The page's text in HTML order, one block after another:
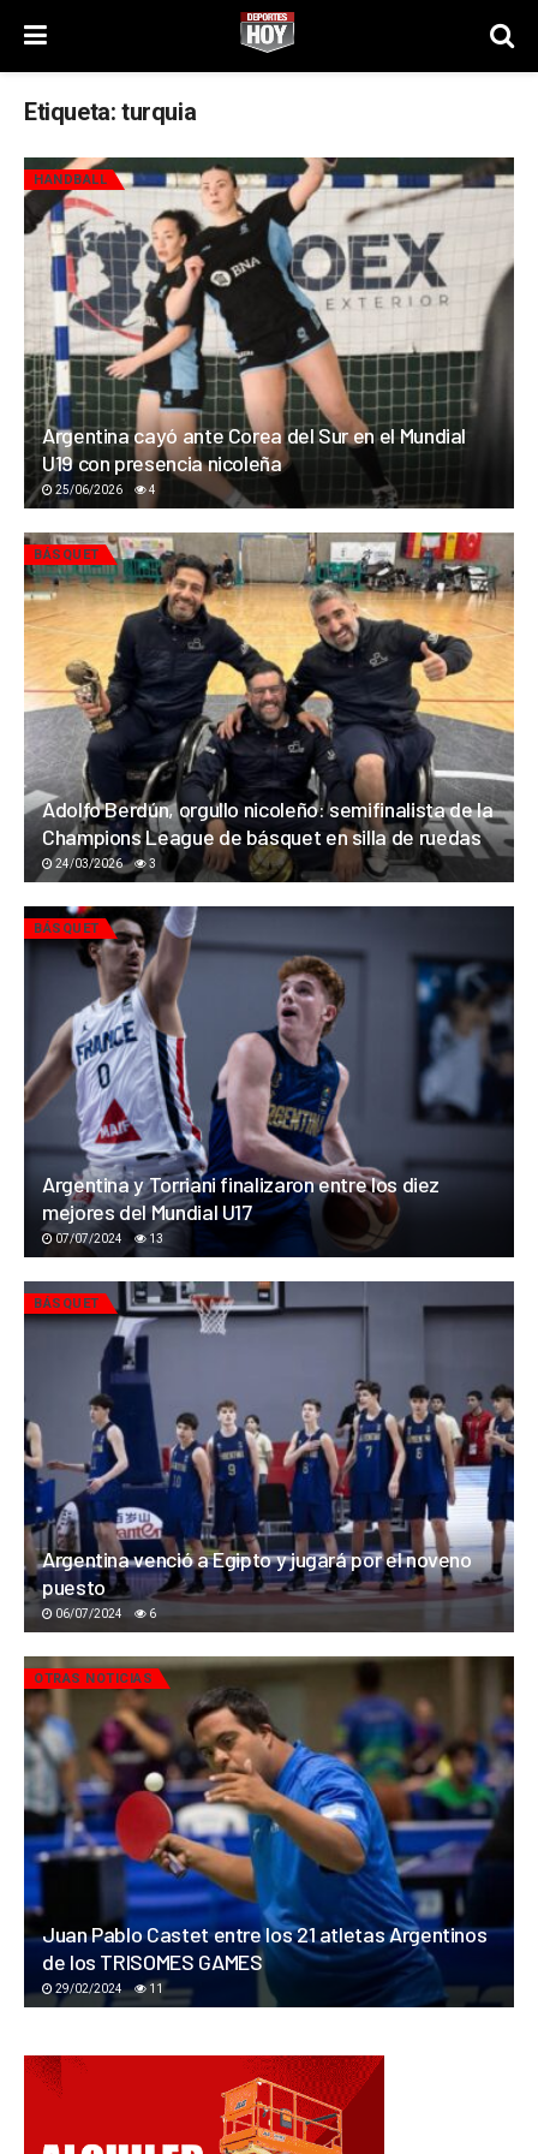
Etiqueta: turquia
HANDBALL
Argentina cayó ante Corea del Sur en el Mundial
U19 con presencia nicoleña
25/06/2026 4
BÁSQUET
Adolfo Berdún, orgullo nicoleño: semifinalista de la
Champions League de básquet en silla de ruedas
24/03/2026 3
BÁSQUET
Argentina y Torriani finalizaron entre los diez
mejores del Mundial U17
07/07/2024 13
BÁSQUET
Argentina venció a Egipto y jugará por el noveno
puesto
06/07/2024 6
OTRAS NOTICIAS
Juan Pablo Castet entre los 21 atletas Argentinos
de los TRISOMES GAMES
29/02/2024 11